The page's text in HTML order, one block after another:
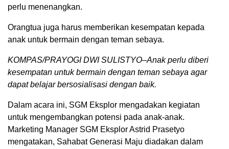
perlu menenangkan.
Orangtua juga harus memberikan kesempatan kepada
anak untuk bermain dengan teman sebaya.
KOMPAS/PRAYOGI DWI SULISTYO–Anak perlu diberi
kesempatan untuk bermain dengan teman sebaya agar
dapat belajar bersosialisasi dengan baik.
Dalam acara ini, SGM Eksplor mengadakan kegiatan
untuk mengembangkan potensi pada anak-anak.
Marketing Manager SGM Eksplor Astrid Prasetyo
mengatakan, Sahabat Generasi Maju diadakan dalam